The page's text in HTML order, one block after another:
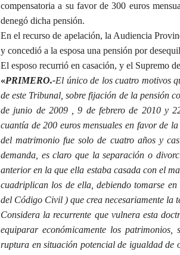
compensatoria a su favor de 300 euros
denegó dicha pensión.
En el recurso de apelación, la Audiencia
y concedió a la esposa una pensión por
El esposo recurrió en casación, y el Supremo
«PRIMERO.-El único de los cuatro motivos
de este Tribunal, sobre fijación de la pensión
de junio de 2009 , 9 de febrero de 2010 y
cuantía de 200 euros mensuales en favor de
del matrimonio fue solo de cuatro años y
demanda, es claro que la separación o
anterior en la que ella estaba casada con el
cuadriplican los de ella, debiendo tomarse
del Código Civil ) que crea necesariamente la
Considera la recurrente que vulnera esta
equiparar económicamente los
ruptura en situación potencial de igualdad de